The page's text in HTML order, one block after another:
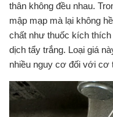
thân không đều nhau.
mập mạp mà lại không
chất như thuốc kích
dịch tẩy trắng. Loại giá
nhiều nguy cơ đối với cơ